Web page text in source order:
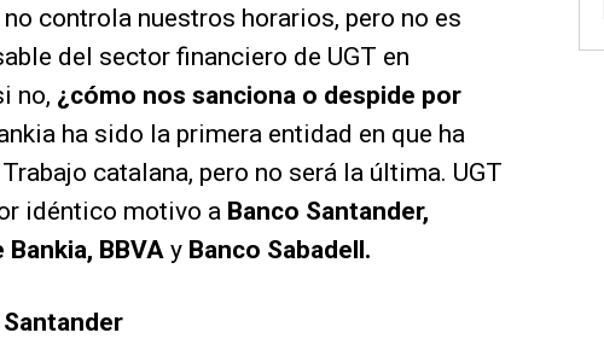
controla nuestros horarios, pero no es
del sector financiero de UGT en
no, ¿cómo nos sanciona o despide por
ha sido la primera entidad en que ha
catalana, pero no será la última. UGT
idéntico motivo a Banco Santander,
Bankia, BBVA y Banco Sabadell.